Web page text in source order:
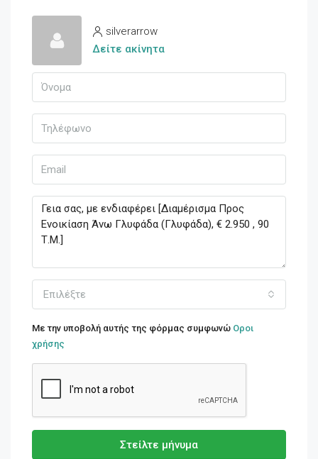
silverarrow
Δείτε ακίνητα
Επιλέξτε
Με την υποβολή αυτής της φόρμας συμφωνώ Οροι
χρήσης
Στείλτε μήνυμα